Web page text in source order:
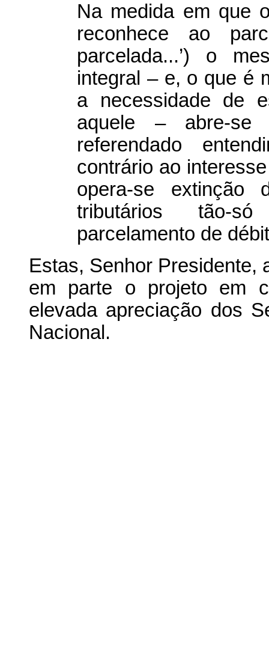
Na medida em que
reconhece ao
parcelada...’) o
integral – e, o que é
a necessidade de
aquele – abre-se
referendado
contrário ao
opera-se extinção
tributários tão-
parcelamento de
Estas, Senhor Presidente,
em parte o projeto em
elevada apreciação dos
Nacional.